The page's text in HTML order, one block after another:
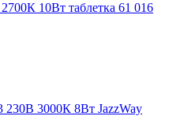
10Вт таблетка 61 016
230В 3000К 8Вт JazzWay